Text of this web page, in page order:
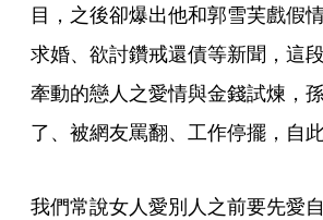
目，之後卻爆出他和郭雪芙戲假
求婚、欲討鑽戒還債等新聞，這
牽動的戀人之愛情與金錢試煉，
了、被網友罵翻、工作停擺，自此
我們常說女人愛別人之前要先愛